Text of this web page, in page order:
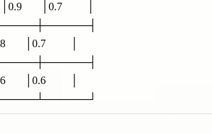
│0.7         │
│0.7         │
│0.6         │